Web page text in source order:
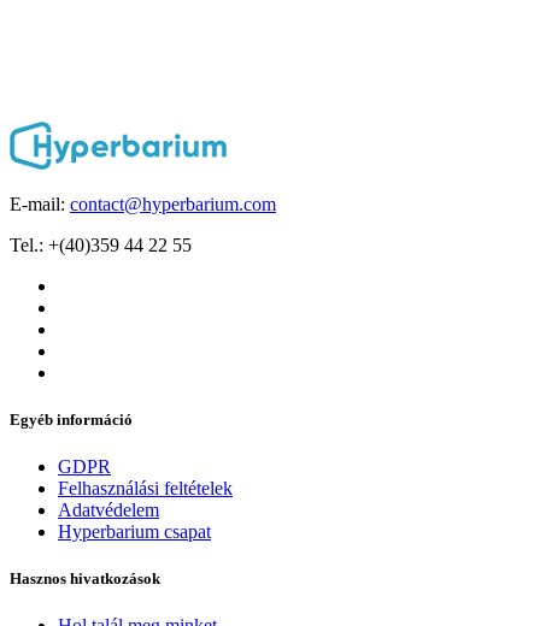
E-mail: contact@hyperbarium.com
Tel.: +(40)359 44 22 55
Egyéb információ
GDPR
Felhasználási feltételek
Adatvédelem
Hyperbarium csapat
Hasznos hivatkozások